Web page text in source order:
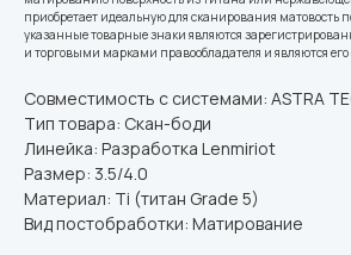
приобретает идеальную для сканирования матовость
указанные товарные знаки являются
и торговыми марками правообладателя и являются его
Совместимость с системами: ASTRA
Тип товара: Скан-боди
Линейка: Разработка Lenmiriot
Размер: 3.5/4.0
Материал: Ti (титан Grade 5)
Вид постобработки: Матирование